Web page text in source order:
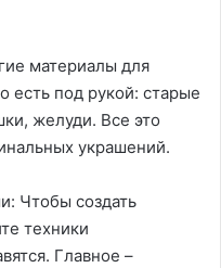
материалы для
есть под рукой: старые
желуди. Все это
украшений.
Чтобы создать
техники
Главное –